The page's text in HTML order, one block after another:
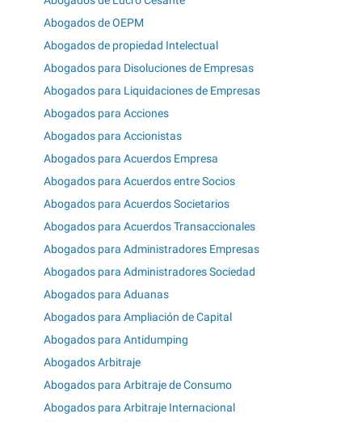
Abogados de OEPM
Abogados de propiedad Intelectual
Abogados para Disoluciones de Empresas
Abogados para Liquidaciones de Empresas
Abogados para Acciones
Abogados para Accionistas
Abogados para Acuerdos Empresa
Abogados para Acuerdos entre Socios
Abogados para Acuerdos Societarios
Abogados para Acuerdos Transaccionales
Abogados para Administradores Empresas
Abogados para Administradores Sociedad
Abogados para Aduanas
Abogados para Ampliación de Capital
Abogados para Antidumping
Abogados Arbitraje
Abogados para Arbitraje de Consumo
Abogados para Arbitraje Internacional